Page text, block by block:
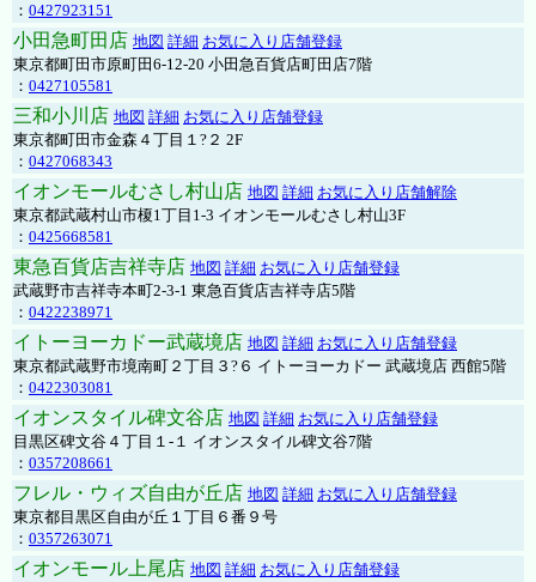
： 0427923151
小田急町田店 地図 詳細 お気に入り店舗登録
東京都町田市原町田6-12-20 小田急百貨店町田店7階
： 0427105581
三和小川店 地図 詳細 お気に入り店舗登録
東京都町田市金森４丁目１?２ 2F
： 0427068343
イオンモールむさし村山店 地図 詳細 お気に入り店舗解除
東京都武蔵村山市榎1丁目1-3 イオンモールむさし村山3F
： 0425668581
東急百貨店吉祥寺店 地図 詳細 お気に入り店舗登録
武蔵野市吉祥寺本町2-3-1 東急百貨店吉祥寺店5階
： 0422238971
イトーヨーカドー武蔵境店 地図 詳細 お気に入り店舗登録
東京都武蔵野市境南町２丁目３?６ イトーヨーカドー 武蔵境店 西館5階
： 0422303081
イオンスタイル碑文谷店 地図 詳細 お気に入り店舗登録
目黒区碑文谷４丁目１-１ イオンスタイル碑文谷7階
： 0357208661
フレル・ウィズ自由が丘店 地図 詳細 お気に入り店舗登録
東京都目黒区自由が丘１丁目６番９号
： 0357263071
イオンモール上尾店 地図 詳細 お気に入り店舗登録